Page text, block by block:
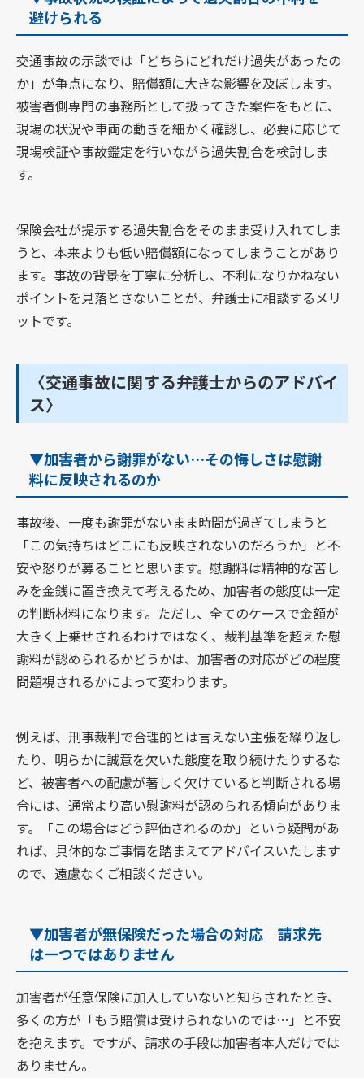
避けられる
交通事故の示談では「どちらにどれだけ過失があったの
か」が争点になり、賠償額に大きな影響を及ぼします。
被害者側専門の事務所として扱ってきた案件をもとに、
現場の状況や車両の動きを細かく確認し、必要に応じて
現場検証や事故鑑定を行いながら過失割合を検討しま
す。
保険会社が提示する過失割合をそのまま受け入れてしま
うと、本来よりも低い賠償額になってしまうことがあり
ます。事故の背景を丁寧に分析し、不利になりかねない
ポイントを見落とさないことが、弁護士に相談するメリ
ットです。
〈交通事故に関する弁護士からのアドバイ
ス〉
▼加害者から謝罪がない…その悔しさは慰謝
料に反映されるのか
事故後、一度も謝罪がないまま時間が過ぎてしまうと
「この気持ちはどこにも反映されないのだろうか」と不
安や怒りが募ることと思います。慰謝料は精神的な苦し
みを金銭に置き換えて考えるため、加害者の態度は一定
の判断材料になります。ただし、全てのケースで金額が
大きく上乗せされるわけではなく、裁判基準を超えた慰
謝料が認められるかどうかは、加害者の対応がどの程度
問題視されるかによって変わります。
例えば、刑事裁判で合理的とは言えない主張を繰り返し
たり、明らかに誠意を欠いた態度を取り続けたりするな
ど、被害者への配慮が著しく欠けていると判断される場
合には、通常より高い慰謝料が認められる傾向がありま
す。「この場合はどう評価されるのか」という疑問があ
れば、具体的なご事情を踏まえてアドバイスいたします
ので、遠慮なくご相談ください。
▼加害者が無保険だった場合の対応｜請求先
は一つではありません
加害者が任意保険に加入していないと知らされたとき、
多くの方が「もう賠償は受けられないのでは…」と不安
を抱えます。ですが、請求の手段は加害者本人だけでは
ありません。